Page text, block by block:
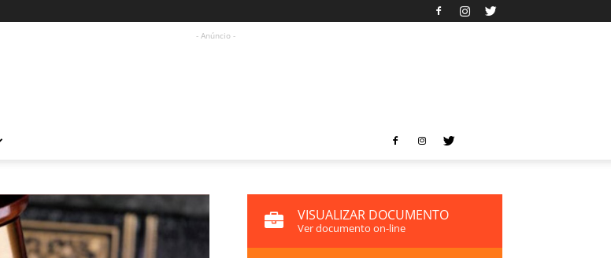
- Anúncio -
VISUALIZAR DOCUMENTO
Ver documento on-line